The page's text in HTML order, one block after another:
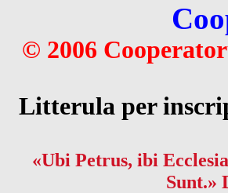
© 2006
Litterula per
«Ubi Petrus, ibi
Sunt.»